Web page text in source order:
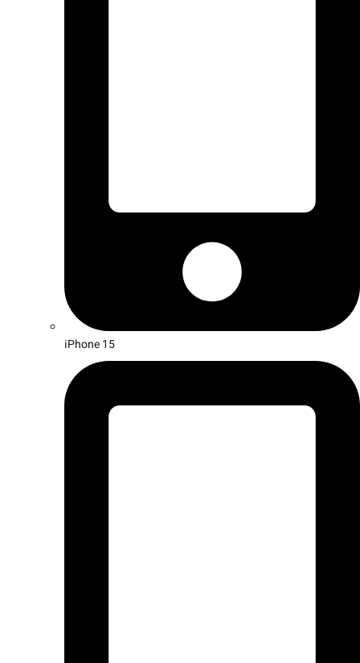
iPhone 15